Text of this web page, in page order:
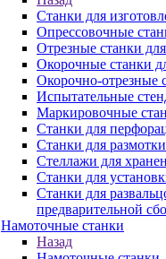
Станки для
Опрессовочные
Отрезные станки
Окорочные станки
Окорочно-отрезные
Испытательные
Маркировочные
Станки для
Станки для
Стеллажи для
Станки для
Станки для
предварительной
Намоточные станки
Назад